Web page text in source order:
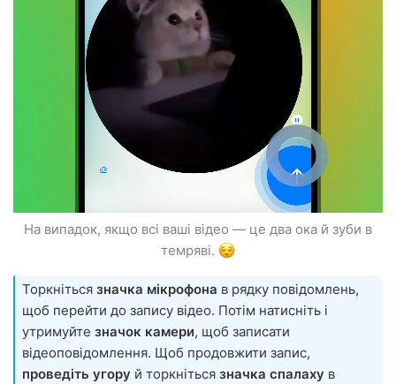
На випадок, якщо всі ваші відео — це два ока й зуби в
темряві.
Торкніться значка мікрофона в рядку повідомлень,
щоб перейти до запису відео. Потім натисніть і
утримуйте значок камери, щоб записати
відеоповідомлення. Щоб продовжити запис,
проведіть угору й торкніться значка спалаху в